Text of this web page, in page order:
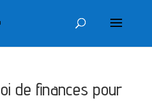
de finances pour